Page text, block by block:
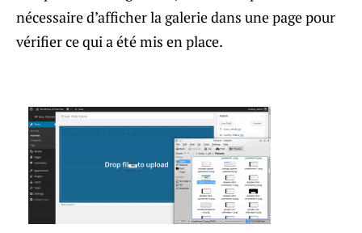
nécessaire d’afficher la galerie dans une page pour
vérifier ce qui a été mis en place.